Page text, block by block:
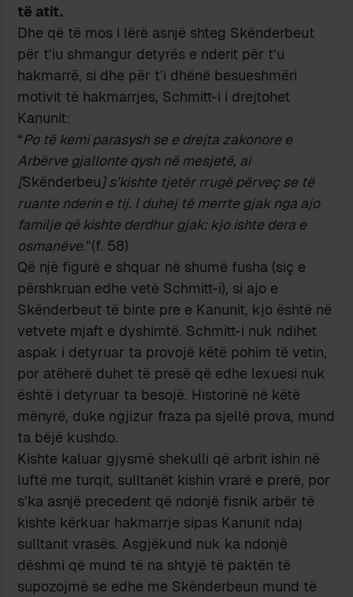
të atit.
Dhe që të mos i lërë asnjë shteg Skënderbeut
për t’iu shmangur detyrës e nderit për t’u
hakmarrë, si dhe për t’i dhënë besueshmëri
motivit të hakmarrjes, Schmitt-i i drejtohet
Kanunit:
“Po të kemi parasysh se e drejta zakonore e
Arbërve gjallonte qysh në mesjetë, ai
[Skënderbeu] s’kishte tjetër rrugë përveç se të
ruante nderin e tij. I duhej të merrte gjak nga ajo
familje që kishte derdhur gjak: kjo ishte dera e
osmanëve.”(f. 58)
Që një figurë e shquar në shumë fusha (siç e
përshkruan edhe vetë Schmitt-i), si ajo e
Skënderbeut të binte pre e Kanunit, kjo është në
vetvete mjaft e dyshimtë. Schmitt-i nuk ndihet
aspak i detyruar ta provojë këtë pohim të vetin,
por atëherë duhet të presë që edhe lexuesi nuk
është i detyruar ta besojë. Historinë në këtë
mënyrë, duke ngjizur fraza pa sjellë prova, mund
ta bëjë kushdo.
Kishte kaluar gjysmë shekulli që arbrit ishin në
luftë me turqit, sulltanët kishin vrarë e prerë, por
s’ka asnjë precedent që ndonjë fisnik arbër të
kishte kërkuar hakmarrje sipas Kanunit ndaj
sulltanit vrasës. Asgjëkund nuk ka ndonjë
dëshmi që mund të na shtyjë të paktën të
supozojmë se edhe me Skënderbeun mund të